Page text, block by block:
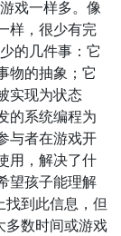
戏一样多。像
样，很少有完
的几件事：它
物的抽象；它
实现为状态
的系统编程为
与者在游戏开
用，解决了什
望孩子能理解
到此信息，但
多数时间或游戏